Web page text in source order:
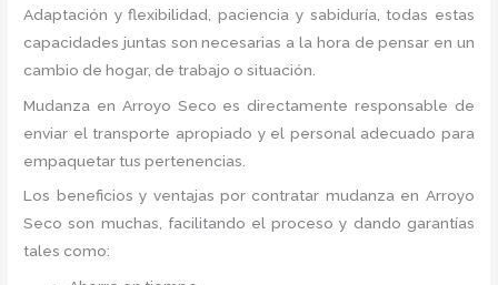
Adaptación y flexibilidad, paciencia y sabiduría, todas estas
capacidades juntas son necesarias a la hora de pensar en un
cambio de hogar, de trabajo o situación.
Mudanza en Arroyo Seco es directamente responsable de
enviar el transporte apropiado y el personal adecuado para
empaquetar tus pertenencias.
Los beneficios y ventajas por contratar mudanza en Arroyo
Seco son muchas, facilitando el proceso y dando garantías
tales como: